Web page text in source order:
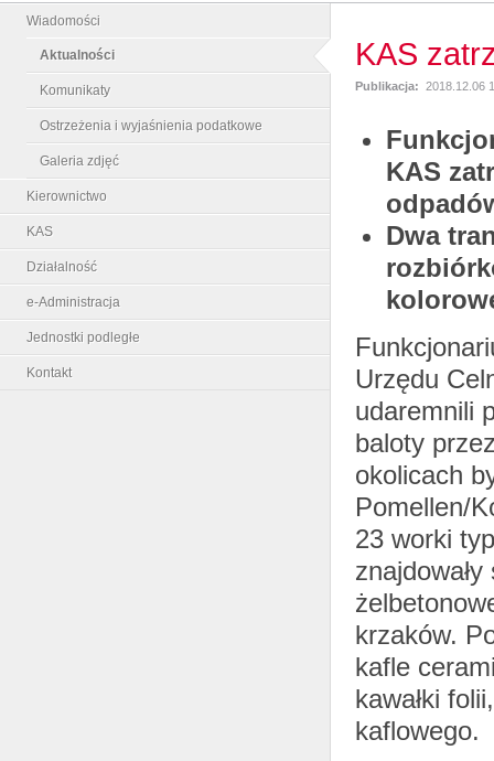
Wiadomości
Aktualności
Komunikaty
Ostrzeżenia i wyjaśnienia podatkowe
Galeria zdjęć
Kierownictwo
KAS
Działalność
e-Administracja
Jednostki podległe
Kontakt
KAS
Publikacja: 2018.12.06
KAS
Dwa
Urzędu
udaremnili
baloty
okolicach
Pomellen/
23 worki
krzaków.
kafle
kawałki
kaflowego.